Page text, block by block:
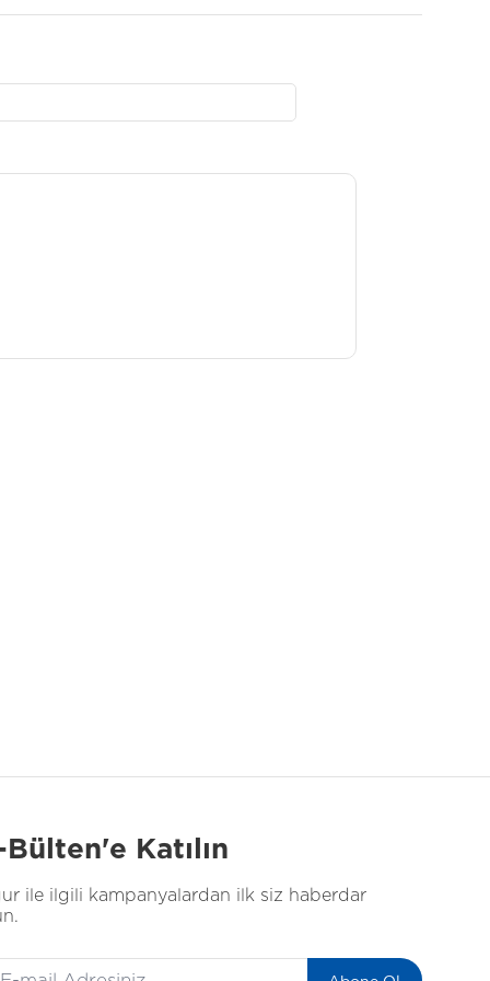
Bülten'e Katılın
ile ilgili kampanyalardan ilk siz haberdar